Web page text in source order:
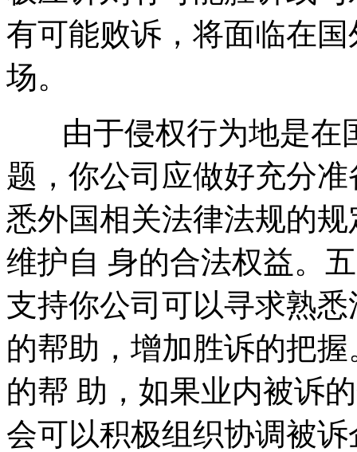
有可能败诉，将面临在
场。
由于侵权行为地是在
题，你公司应做好充分
悉外国相关法律法规的
维护自 身的合法权益。
支持你公司可以寻求熟
的帮助，增加胜诉的把
的帮 助，如果业内被诉
会可以积极组织协调被